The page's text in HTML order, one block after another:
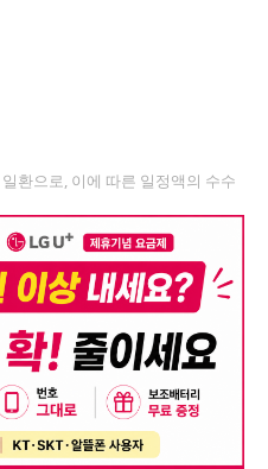
환으로, 이에 따른 일정액의 수수